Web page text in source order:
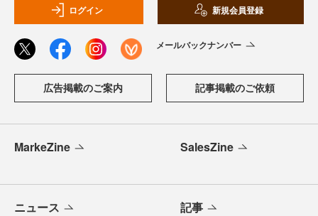
ログイン 新規会員登録
メールバックナンバー
広告掲載のご案内 記事掲載のご依頼
MarkeZine SalesZine
ニュース 記事